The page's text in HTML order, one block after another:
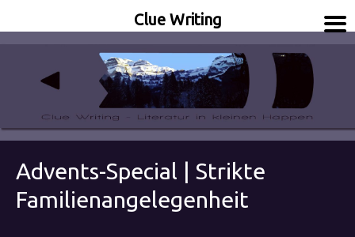
Clue Writing
Advents-Special | Strikte
Familienangelegenheit
Clue Writing